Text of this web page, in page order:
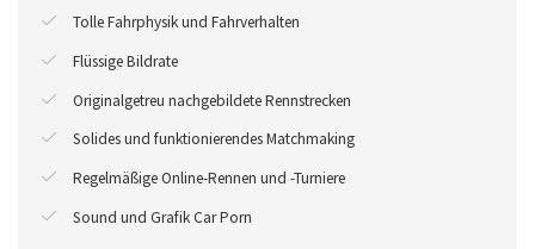
Tolle Fahrphysik und Fahrverhalten
Flüssige Bildrate
Originalgetreu nachgebildete Rennstrecken
Solides und funktionierendes Matchmaking
Regelmäßige Online-Rennen und -Turniere
Sound und Grafik Car Porn